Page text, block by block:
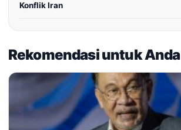
Konflik Iran
Rekomendasi untuk Anda